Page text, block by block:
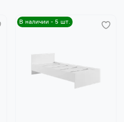
В наличии - 5 шт.